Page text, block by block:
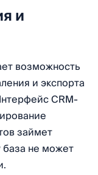
и
возможность
и экспорта
CRM-
займет
не может